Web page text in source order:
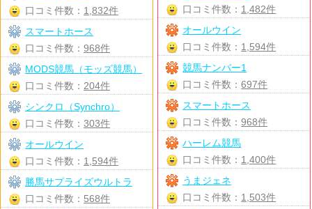
口コミ件数： 1,482件
オールウイン
口コミ件数： 1,594件
競馬ナンバー1
口コミ件数：697件
スマートホース
口コミ件数：968件
ハーレム競馬
口コミ件数： 1,400件
うまジェネ
口コミ件数： 1,503件
口コミ件数： 1,832件
スマートホース
口コミ件数： 968件
MODS競馬（モッズ競馬）
口コミ件数： 204件
シンクロ（Synchro）
口コミ件数： 303件
オールウイン
口コミ件数： 1,594件
勝馬サプライズウルトラ
口コミ件数： 568件